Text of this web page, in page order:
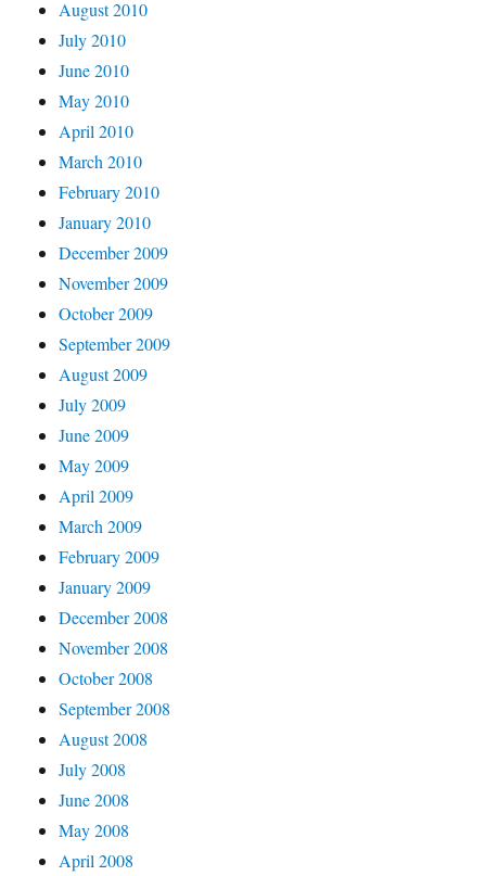
August 2010
July 2010
June 2010
May 2010
April 2010
March 2010
February 2010
January 2010
December 2009
November 2009
October 2009
September 2009
August 2009
July 2009
June 2009
May 2009
April 2009
March 2009
February 2009
January 2009
December 2008
November 2008
October 2008
September 2008
August 2008
July 2008
June 2008
May 2008
April 2008